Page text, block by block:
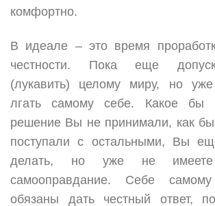
комфортно.
В идеале – это время
честности. Пока еще
(лукавить) целому миру, но уже
лгать самому себе. Какое бы
решение Вы не принимали, как
поступали с остальными, Вы
делать, но уже не
самооправдание. Себе
обязаны дать честный ответ,